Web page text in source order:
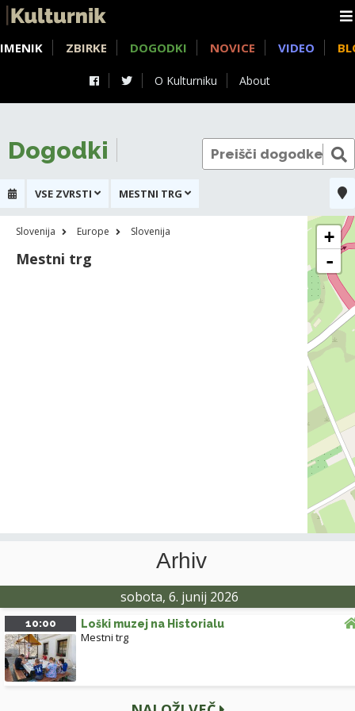
O Kulturniku About
IMENIK ZBIRKE DOGODKI NOVICE VIDEO
Dogodki
VSE ZVRSTI MESTNI TRG
Slovenija Europe Slovenija
Mestni trg
+
-
Arhiv
sobota, 6. junij 2026
10:00 Loški muzej na Historialu
Mestni trg